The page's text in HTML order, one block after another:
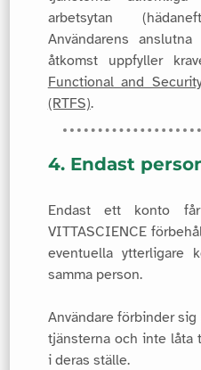
arbetsytan
Användarens
åtkomst uppfyller
Functional and
(RTFS).
4. Endast
Endast ett konto
VITTASCIENCE
eventuella ytterligare
samma person.
Användare förbinder
tjänsterna och inte låta
i deras ställe.